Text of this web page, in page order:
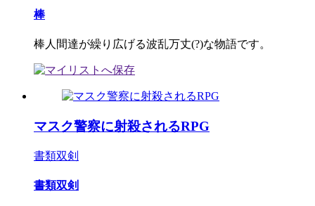
棒
棒人間達が繰り広げる波乱万丈(?)な物語です。
マスク警察に射殺されるRPG
書類双剣
書類双剣